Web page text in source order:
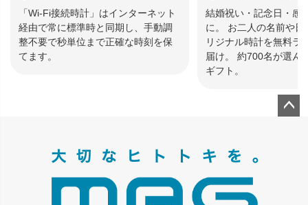
「Wi-Fi接続時計」はインターネット
経由で常に標準時と同期し、手動調
整不要で秒単位まで正確な時刻を保
てます。
結婚祝い・記念日・感
に。 お二人の名前や日
リジナル時計を無料ラ
届け。 約700名が選ん
ギフト。